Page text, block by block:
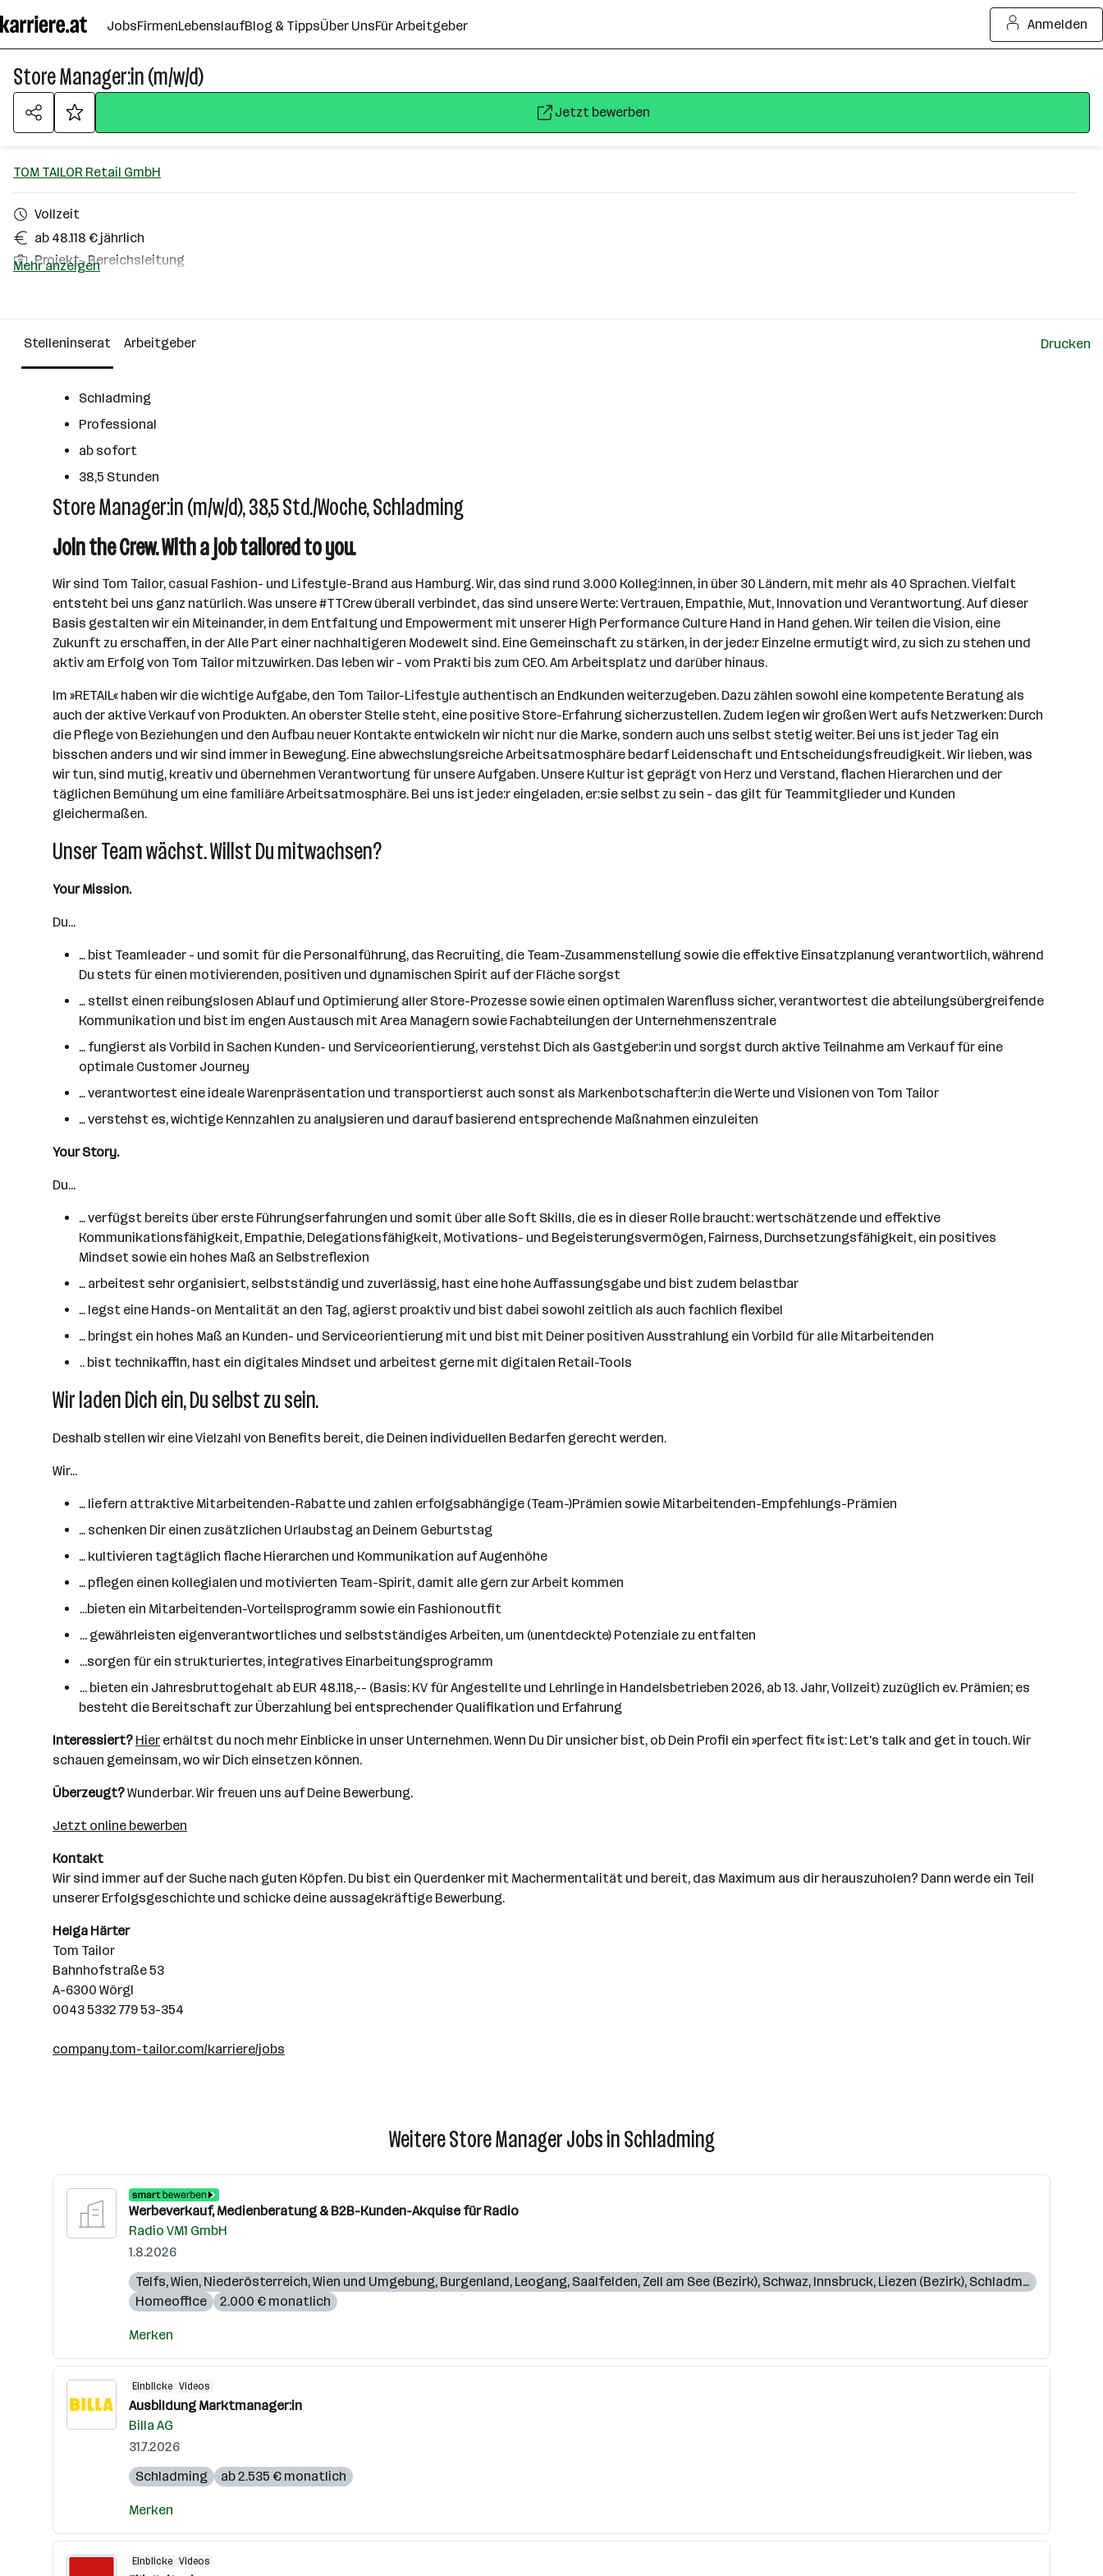
Seiteninhalt
springen
JobsFirmenLebenslaufBlog & TippsÜber UnsFür Arbeitgeber Anmelden
Store Manager:in (m/w/d)
Jetzt bewerben
TOM TAILOR Retail GmbH
Vollzeit
ab 48.118 € jährlich
Projekt-, Bereichsleitung
Über das Unternehmen
101 - 500 Mitarbeiter*innen
Mehr anzeigen
Stelleninserat Arbeitgeber Drucken
Schladming
Professional
ab sofort
38,5 Stunden
Store Manager:in (m/w/d), 38,5 Std./Woche, Schladming
Join the Crew. With a job tailored to you.
Wir sind Tom Tailor, casual Fashion- und Lifestyle-Brand aus Hamburg. Wir, das sind rund 3.000 Kolleg:innen, in über 30 Ländern, mit mehr als 40 Sprachen. Vielfalt
entsteht bei uns ganz natürlich. Was unsere #TTCrew überall verbindet, das sind unsere Werte: Vertrauen, Empathie, Mut, Innovation und Verantwortung. Auf dieser
Basis gestalten wir ein Miteinander, in dem Entfaltung und Empowerment mit unserer High Performance Culture Hand in Hand gehen. Wir teilen die Vision, eine
Zukunft zu erschaffen, in der Alle Part einer nachhaltigeren Modewelt sind. Eine Gemeinschaft zu stärken, in der jede:r Einzelne ermutigt wird, zu sich zu stehen und
aktiv am Erfolg von Tom Tailor mitzuwirken. Das leben wir - vom Prakti bis zum CEO. Am Arbeitsplatz und darüber hinaus.
Im »RETAIL« haben wir die wichtige Aufgabe, den Tom Tailor-Lifestyle authentisch an Endkunden weiterzugeben. Dazu zählen sowohl eine kompetente Beratung als
auch der aktive Verkauf von Produkten. An oberster Stelle steht, eine positive Store-Erfahrung sicherzustellen. Zudem legen wir großen Wert aufs Netzwerken: Durch
die Pflege von Beziehungen und den Aufbau neuer Kontakte entwickeln wir nicht nur die Marke, sondern auch uns selbst stetig weiter. Bei uns ist jeder Tag ein
bisschen anders und wir sind immer in Bewegung. Eine abwechslungsreiche Arbeitsatmosphäre bedarf Leidenschaft und Entscheidungsfreudigkeit. Wir lieben, was
wir tun, sind mutig, kreativ und übernehmen Verantwortung für unsere Aufgaben. Unsere Kultur ist geprägt von Herz und Verstand, flachen Hierarchen und der
täglichen Bemühung um eine familiäre Arbeitsatmosphäre. Bei uns ist jede:r eingeladen, er:sie selbst zu sein - das gilt für Teammitglieder und Kunden
gleichermaßen.
Unser Team wächst. Willst Du mitwachsen?
Your Mission.
Du...
… bist Teamleader - und somit für die Personalführung, das Recruiting, die Team-Zusammenstellung sowie die effektive Einsatzplanung verantwortlich, während
Du stets für einen motivierenden, positiven und dynamischen Spirit auf der Fläche sorgst
… stellst einen reibungslosen Ablauf und Optimierung aller Store-Prozesse sowie einen optimalen Warenfluss sicher, verantwortest die abteilungsübergreifende
Kommunikation und bist im engen Austausch mit Area Managern sowie Fachabteilungen der Unternehmenszentrale
… fungierst als Vorbild in Sachen Kunden- und Serviceorientierung, verstehst Dich als Gastgeber:in und sorgst durch aktive Teilnahme am Verkauf für eine
optimale Customer Journey
… verantwortest eine ideale Warenpräsentation und transportierst auch sonst als Markenbotschafter:in die Werte und Visionen von Tom Tailor
… verstehst es, wichtige Kennzahlen zu analysieren und darauf basierend entsprechende Maßnahmen einzuleiten
Your Story.
Du...
… verfügst bereits über erste Führungserfahrungen und somit über alle Soft Skills, die es in dieser Rolle braucht: wertschätzende und effektive
Kommunikationsfähigkeit, Empathie, Delegationsfähigkeit, Motivations- und Begeisterungsvermögen, Fairness, Durchsetzungsfähigkeit, ein positives
Mindset sowie ein hohes Maß an Selbstreflexion
… arbeitest sehr organisiert, selbstständig und zuverlässig, hast eine hohe Auffassungsgabe und bist zudem belastbar
… legst eine Hands-on Mentalität an den Tag, agierst proaktiv und bist dabei sowohl zeitlich als auch fachlich flexibel
… bringst ein hohes Maß an Kunden- und Serviceorientierung mit und bist mit Deiner positiven Ausstrahlung ein Vorbild für alle Mitarbeitenden
.. bist technikaffin, hast ein digitales Mindset und arbeitest gerne mit digitalen Retail-Tools
Wir laden Dich ein, Du selbst zu sein.
Deshalb stellen wir eine Vielzahl von Benefits bereit, die Deinen individuellen Bedarfen gerecht werden.
Wir...
… liefern attraktive Mitarbeitenden-Rabatte und zahlen erfolgsabhängige (Team-)Prämien sowie Mitarbeitenden-Empfehlungs-Prämien
… schenken Dir einen zusätzlichen Urlaubstag an Deinem Geburtstag
… kultivieren tagtäglich flache Hierarchen und Kommunikation auf Augenhöhe
… pflegen einen kollegialen und motivierten Team-Spirit, damit alle gern zur Arbeit kommen
...bieten ein Mitarbeitenden-Vorteilsprogramm sowie ein Fashionoutfit
... gewährleisten eigenverantwortliches und selbstständiges Arbeiten, um (unentdeckte) Potenziale zu entfalten
...sorgen für ein strukturiertes, integratives Einarbeitungsprogramm
... bieten ein Jahresbruttogehalt ab EUR 48.118,-- (Basis: KV für Angestellte und Lehrlinge in Handelsbetrieben 2026, ab 13. Jahr, Vollzeit) zuzüglich ev. Prämien; es
besteht die Bereitschaft zur Überzahlung bei entsprechender Qualifikation und Erfahrung
Interessiert? Hier erhältst du noch mehr Einblicke in unser Unternehmen. Wenn Du Dir unsicher bist, ob Dein Profil ein »perfect fit« ist: Let's talk and get in touch. Wir
schauen gemeinsam, wo wir Dich einsetzen können.
Überzeugt?Wunderbar. Wir freuen uns auf Deine Bewerbung.
Jetzt online bewerben
Kontakt
Wir sind immer auf der Suche nach guten Köpfen. Du bist ein Querdenker mit Machermentalität und bereit, das Maximum aus dir herauszuholen? Dann werde ein Teil
unserer Erfolgsgeschichte und schicke deine aussagekräftige Bewerbung.
Helga Härter
Tom Tailor
Bahnhofstraße 53
A-6300 Wörgl
0043 5332 779 53-354
company.tom-tailor.com/karriere/jobs
Weitere Store Manager Jobs in Schladming
Werbeverkauf, Medienberatung & B2B-Kunden-Akquise für Radio
Radio VM1 GmbH
1.8.2026
Telfs,Wien, Niederösterreich,Wien und Umgebung, Burgenland, Leogang, Saalfelden, Zell am See (Bezirk), Schwaz, Innsbruck, Liezen (Bezirk), Schladming
Homeoffice
2.000 € monatlich
Merken
Einblicke Videos
Ausbildung Marktmanager:in
Billa AG
31.7.2026
Schladming
ab 2.535 € monatlich
Merken
Einblicke Videos